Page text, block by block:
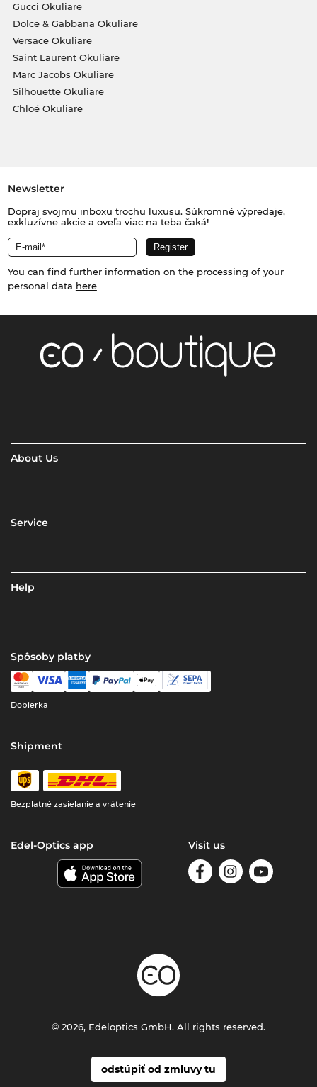
Gucci Okuliare
Dolce & Gabbana Okuliare
Versace Okuliare
Saint Laurent Okuliare
Marc Jacobs Okuliare
Silhouette Okuliare
Chloé Okuliare
Newsletter
Dopraj svojmu inboxu trochu luxusu. Súkromné výpredaje,
exkluzívne akcie a oveľa viac na teba čaká!
You can find further information on the processing of your
personal data here
About Us
Service
Help
Spôsoby platby
Dobierka
Shipment
Bezplatné zasielanie a vrátenie
Edel-Optics app Visit us
odstúpiť od zmluvy tu
© 2026, Edeloptics GmbH. All rights reserved.